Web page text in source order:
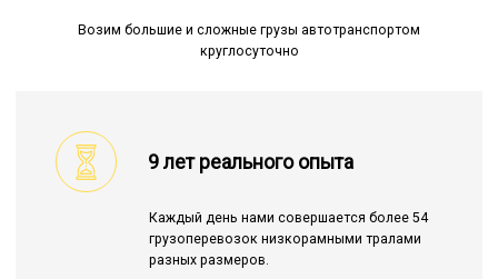
Возим большие и сложные грузы автотранспортом
круглосуточно
9 лет реального опыта
Каждый день нами совершается более 54
грузоперевозок низкорамными тралами
разных размеров.